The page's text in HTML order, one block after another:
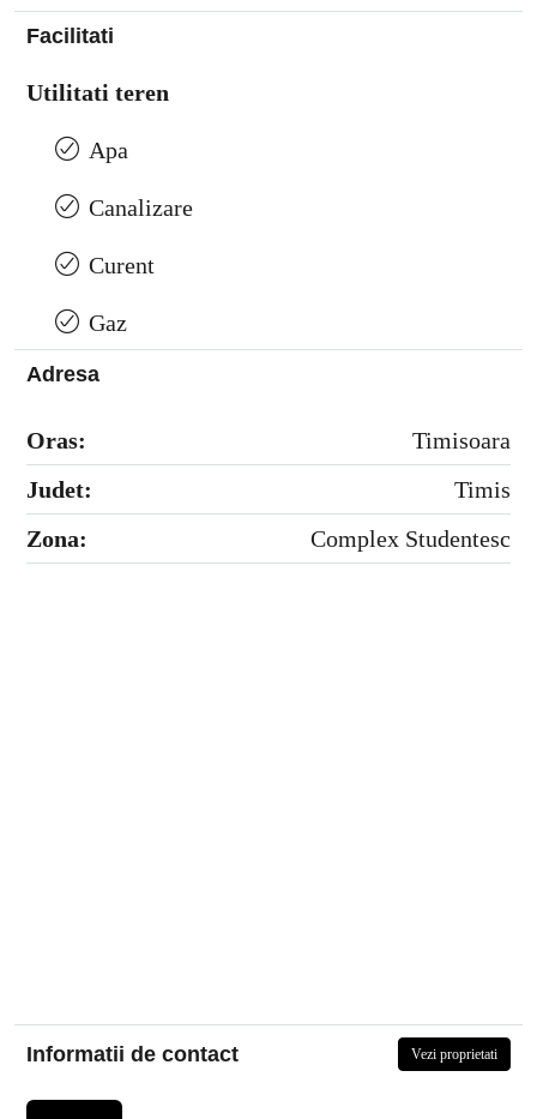
Facilitati
Utilitati teren
Apa
Canalizare
Curent
Gaz
Adresa
Oras:
Timisoara
Judet:
Timis
Zona:
Complex Studentesc
Informatii de contact Vezi proprietati